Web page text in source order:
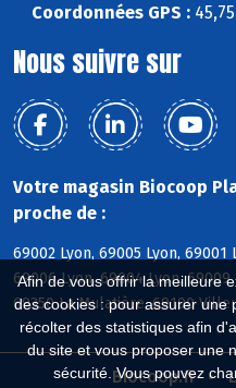
Afin de vous offrir la meilleure
des cookies : pour assurer une
récolter des statistiques afin
du site et vous proposer une
sécurité. Vous pouvez
Coordonnées GPS :
Nous suivre sur
Votre magasin Biocoop
proche de :
69002 Lyon, 69005 Lyon, 69001
69006 Lyon, 69004 Lyon,
69350 La Mulatière, 69100
Biocoop.fr